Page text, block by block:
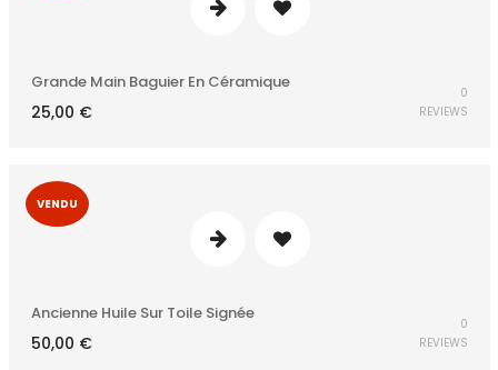
Grande Main Baguier En Céramique
25,00 €
0
REVIEWS
VENDU
Ancienne Huile Sur Toile Signée
50,00 €
0
REVIEWS